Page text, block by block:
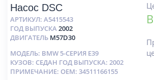
Насос DSC
АРТИКУЛ: A5415543
ГОД ВЫПУСКА2002
ДВИГАТЕЛЬ M57D30
МОДЕЛЬ: BMW 5-СЕРИЯ E39
КУЗОВ: СЕДАН ГОД ВЫПУСКА: 2002
ПРИМЕЧАНИЕ: OEM: 34511166155